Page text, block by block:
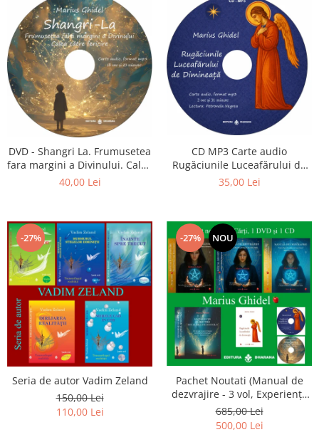
DVD - Shangri La. Frumusetea
fara margini a Divinului. Calea
catre fericire
40,00 Lei
CD MP3 Carte audio
Rugăciunile Luceafărului de
dimineață
35,00 Lei
-27%
Seria de autor Vadim Zeland
150,00 Lei
110,00 Lei
-27% NOU
Pachet Noutati (Manual de
dezvrajire - 3 vol, Experiențe
și amintiri, Rugăciunile
Luceafarului de dimineata) -
Marius Ghidel
685,00 Lei
500,00 Lei